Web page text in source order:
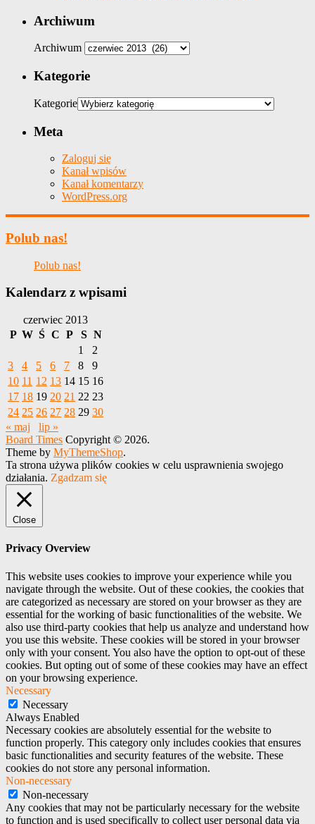
Archiwum
Archiwum
Kategorie
Kategorie
Meta
Zaloguj się
Kanał wpisów
Kanał komentarzy
WordPress.org
Polub nas!
Polub nas!
Kalendarz z wpisami
czerwiec 2013
P W Ś C P S N
1
2
3
4 5 6 7 8
9
10 11 12 13 14 15 16
17 18 19 20 21 22 23
24 25 26 27 28 29 30
« maj
lip »
Board Times Copyright © 2026.
Theme by MyThemeShop.
Ta strona używa plików cookies w celu usprawnienia swojego
działania. Zgadzam się
Close
Privacy Overview
This website uses cookies to improve your experience while you
navigate through the website. Out of these cookies, the cookies that
are categorized as necessary are stored on your browser as they are
essential for the working of basic functionalities of the website. We
also use third-party cookies that help us analyze and understand how
you use this website. These cookies will be stored in your browser
only with your consent. You also have the option to opt-out of these
cookies. But opting out of some of these cookies may have an effect
on your browsing experience.
Necessary
Necessary
Always Enabled
Necessary cookies are absolutely essential for the website to
function properly. This category only includes cookies that ensures
basic functionalities and security features of the website. These
cookies do not store any personal information.
Non-necessary
Non-necessary
Any cookies that may not be particularly necessary for the website
to function and is used specifically to collect user personal data via